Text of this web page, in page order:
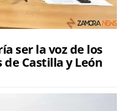
ser la voz de los
de Castilla y León